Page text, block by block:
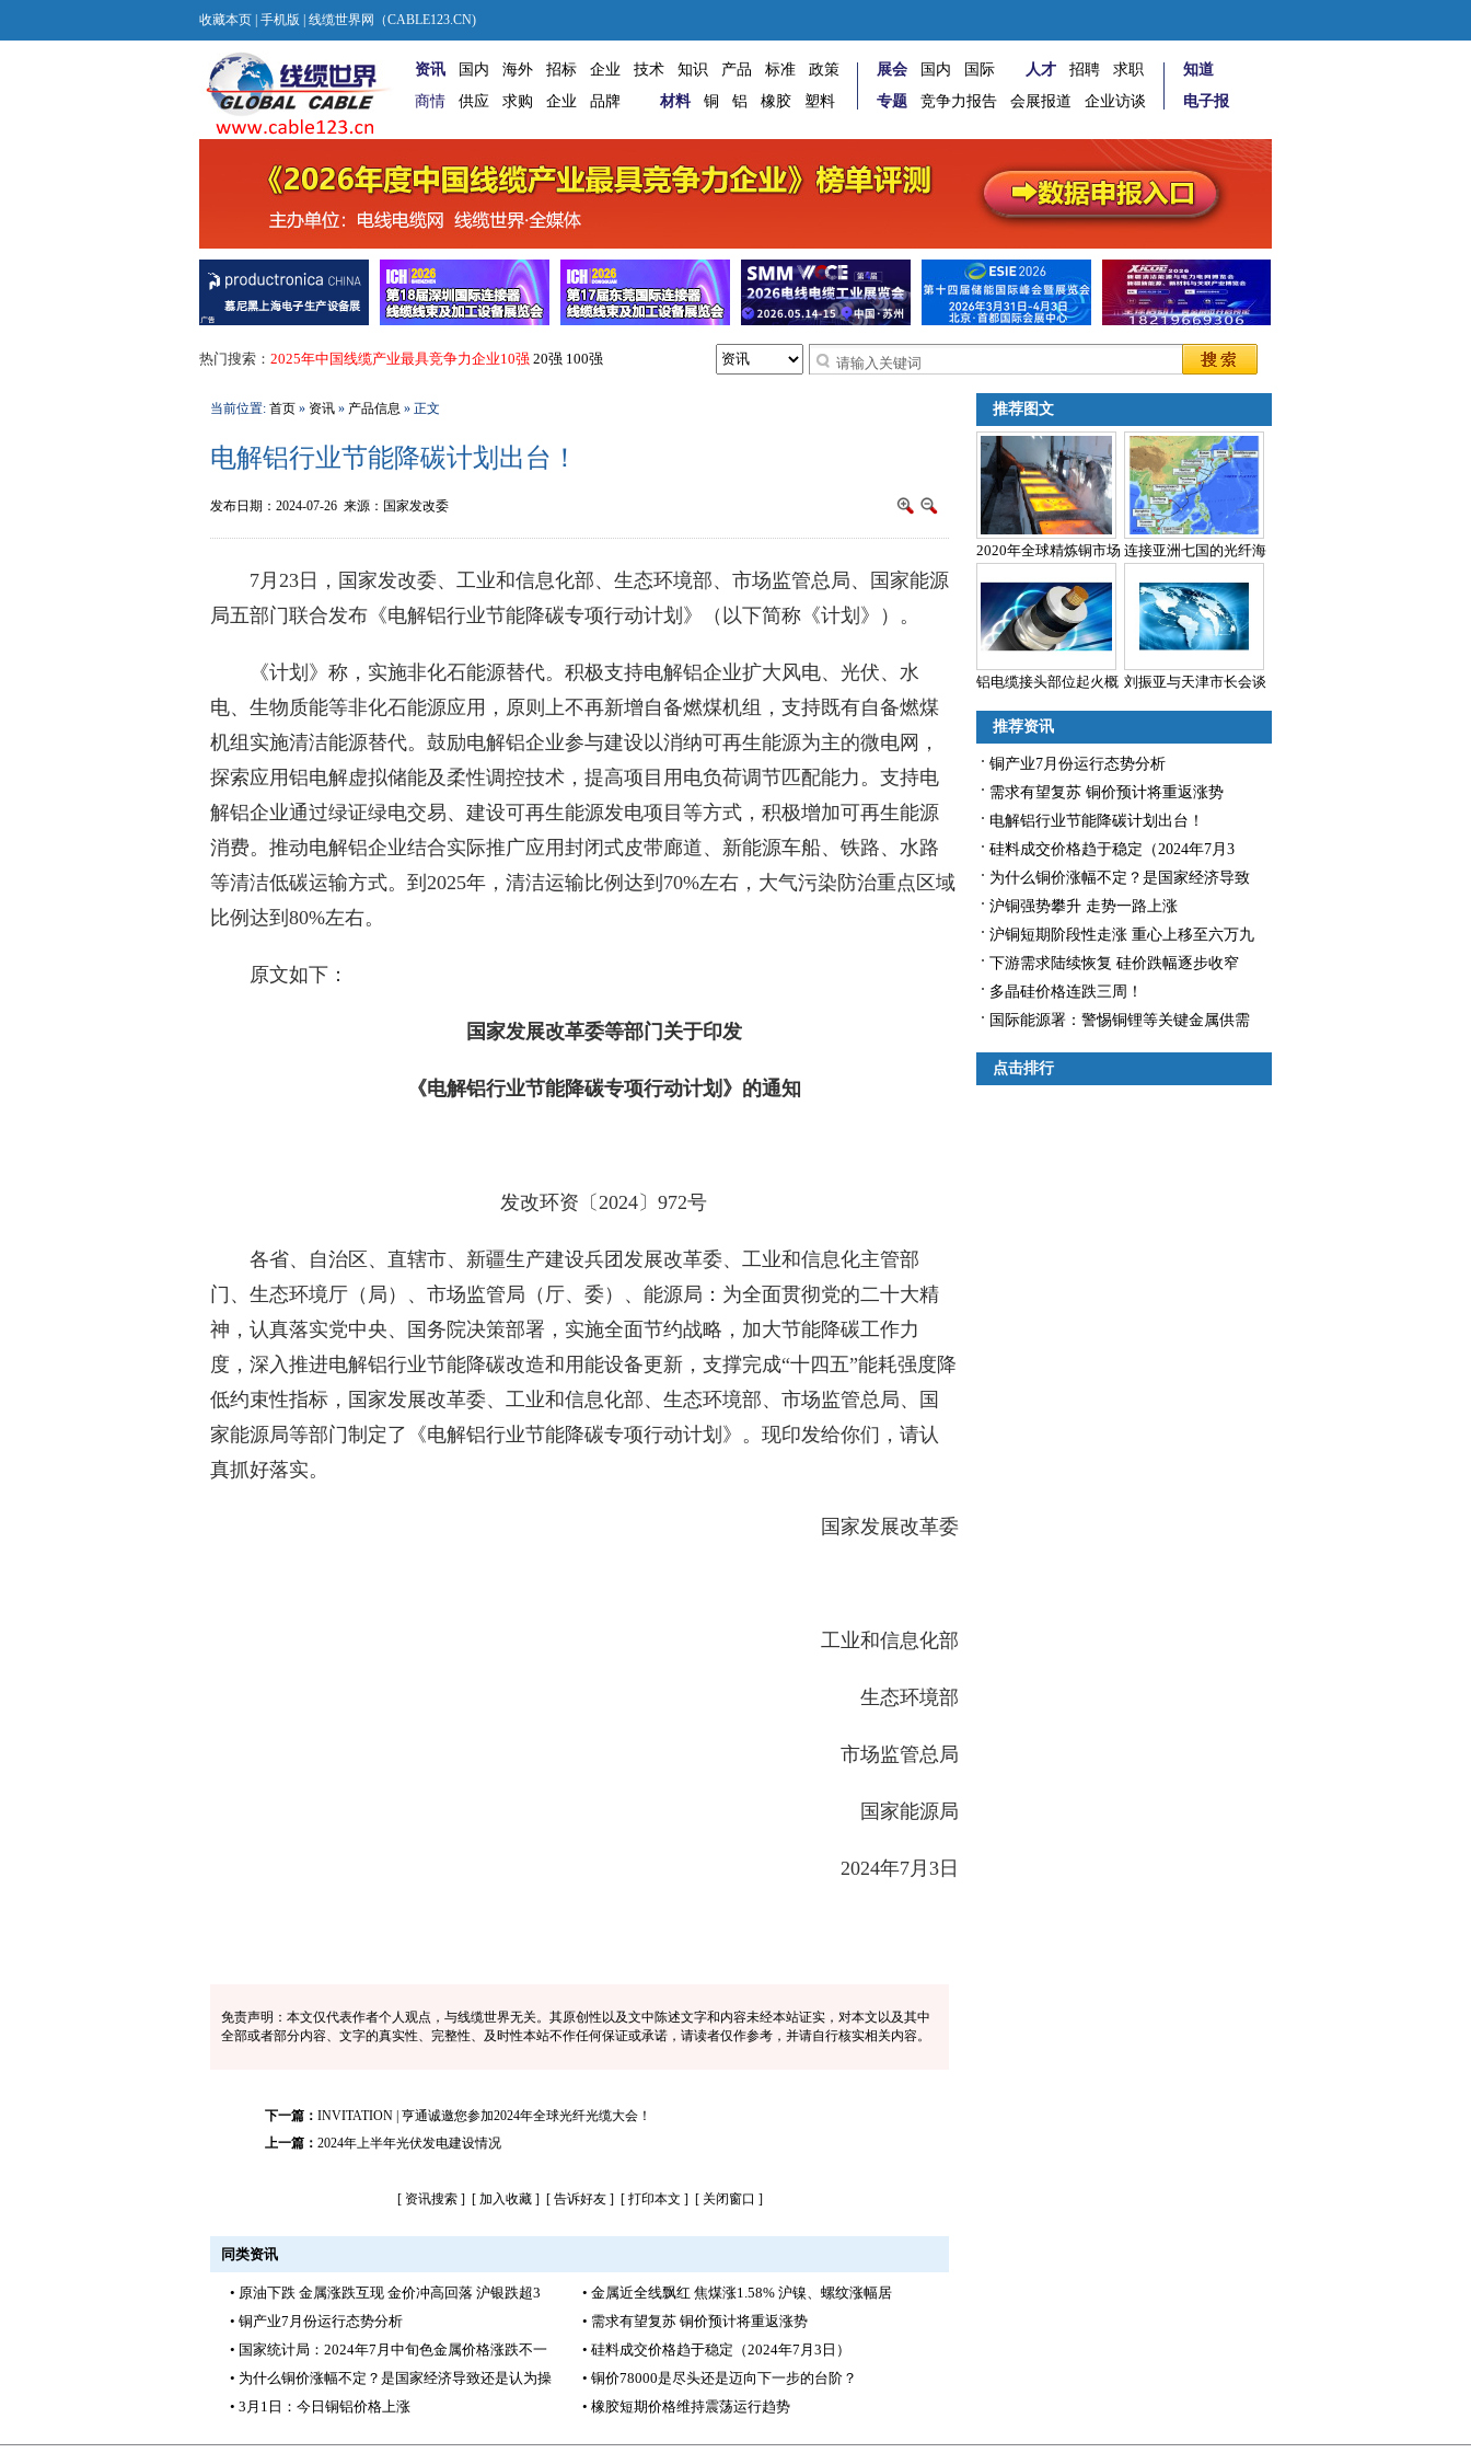
收藏本页 手机版 | 线缆世界网（CABLE123.CN)
资讯 国内 海外 招标 企业 技术 知识 产品 标准
政策
商情
供应 求购 企业 品牌 材料 铜 铝 橡胶 塑料
展会 国内 国际 人才 招聘
求职
专题
竞争力报告 会展报道 企业访谈
知道
电子报
热门搜索： 2025年中国线缆产业最具竞争力企业10强 20强 100强
当前位置: 首页 » 资讯 » 产品信息 » 正文
电解铝行业节能降碳计划出台！
发布日期：2024-07-26 来源：国家发改委
7月23日，国家发改委、工业和信息化部、生态环境部、市场监管总局、国家能源
局五部门联合发布《电解铝行业节能降碳专项行动计划》（以下简称《计划》）。
《计划》称，实施非化石能源替代。积极支持电解铝企业扩大风电、光伏、水
电、生物质能等非化石能源应用，原则上不再新增自备燃煤机组，支持既有自备燃煤
机组实施清洁能源替代。鼓励电解铝企业参与建设以消纳可再生能源为主的微电网，
探索应用铝电解虚拟储能及柔性调控技术，提高项目用电负荷调节匹配能力。支持电
解铝企业通过绿证绿电交易、建设可再生能源发电项目等方式，积极增加可再生能源
消费。推动电解铝企业结合实际推广应用封闭式皮带廊道、新能源车船、铁路、水路
等清洁低碳运输方式。到2025年，清洁运输比例达到70%左右，大气污染防治重点区域
比例达到80%左右。
原文如下：
国家发展改革委等部门关于印发
《电解铝行业节能降碳专项行动计划》的通知
发改环资〔2024〕972号
各省、自治区、直辖市、新疆生产建设兵团发展改革委、工业和信息化主管部
门、生态环境厅（局）、市场监管局（厅、委）、能源局：为全面贯彻党的二十大精
神，认真落实党中央、国务院决策部署，实施全面节约战略，加大节能降碳工作力
度，深入推进电解铝行业节能降碳改造和用能设备更新，支撑完成“十四五”能耗强度降
低约束性指标，国家发展改革委、工业和信息化部、生态环境部、市场监管总局、国
家能源局等部门制定了《电解铝行业节能降碳专项行动计划》。现印发给你们，请认
真抓好落实。
国家发展改革委
工业和信息化部
生态环境部
市场监管总局
国家能源局
2024年7月3日
免责声明：本文仅代表作者个人观点，与线缆世界无关。其原创性以及文中陈述文字和内容未经本站证实，对本文以及其中
全部或者部分内容、文字的真实性、完整性、及时性本站不作任何保证或承诺，请读者仅作参考，并请自行核实相关内容。
下一篇： INVITATION | 亨通诚邀您参加2024年全球光纤光缆大会！
上一篇： 2024年上半年光伏发电建设情况
[ 资讯搜索] [ 加入收藏] [ 告诉好友] [ 打印本文 ] [ 关闭窗口 ]
同类资讯
• 原油下跌 金属涨跌互现 金价冲高回落 沪银跌超3
• 金属近全线飘红 焦煤涨1.58% 沪镍、螺纹涨幅居
• 铜产业7月份运行态势分析
• 需求有望复苏 铜价预计将重返涨势
• 国家统计局：2024年7月中旬色金属价格涨跌不一
• 硅料成交价格趋于稳定（2024年7月3日）
• 为什么铜价涨幅不定？是国家经济导致还是认为操
• 铜价78000是尽头还是迈向下一步的台阶？
• 3月1日：今日铜铝价格上涨
• 橡胶短期价格维持震荡运行趋势
推荐图文
2020年全球精炼铜市场 连接亚洲七国的光纤海
铝电缆接头部位起火概 刘振亚与天津市长会谈
推荐资讯
铜产业7月份运行态势分析
需求有望复苏 铜价预计将重返涨势
电解铝行业节能降碳计划出台！
硅料成交价格趋于稳定（2024年7月3
日）
为什么铜价涨幅不定？是国家经济导致
还是认为操控？
沪铜强势攀升 走势一路上涨
沪铜短期阶段性走涨 重心上移至六万九
下游需求陆续恢复 硅价跌幅逐步收窄
多晶硅价格连跌三周！
国际能源署：警惕铜锂等关键金属供需
失衡
点击排行